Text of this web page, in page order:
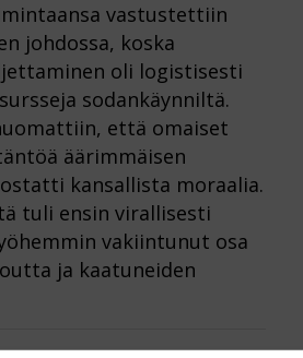
vastustettiin
johdossa, koska
oli logistisesti
sodankäynniltä.
että omaiset
äärimmäisen
kansallista moraalia.
tuli ensin virallisesti
vakiintunut osa
ja kaatuneiden